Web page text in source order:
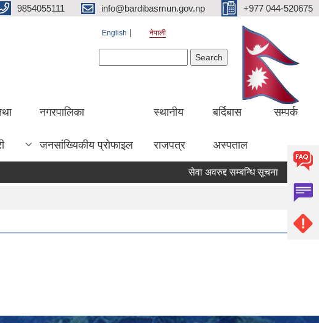
9854055111 info@bardibasmun.gov.np +977 044-520675
English नेपाली
नगरपालिका
जनसांख्यिकीय प्रोफाइल
स्थानीय
राजपत्र
बर्दिबास
अस्पताल
सम्पर्क
सेवा अवरुद्द सम्बन्धि सूचना